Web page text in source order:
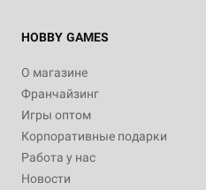
HOBBY GAMES
О магазине
Франчайзинг
Игры оптом
Корпоративные подарки
Работа у нас
Новости